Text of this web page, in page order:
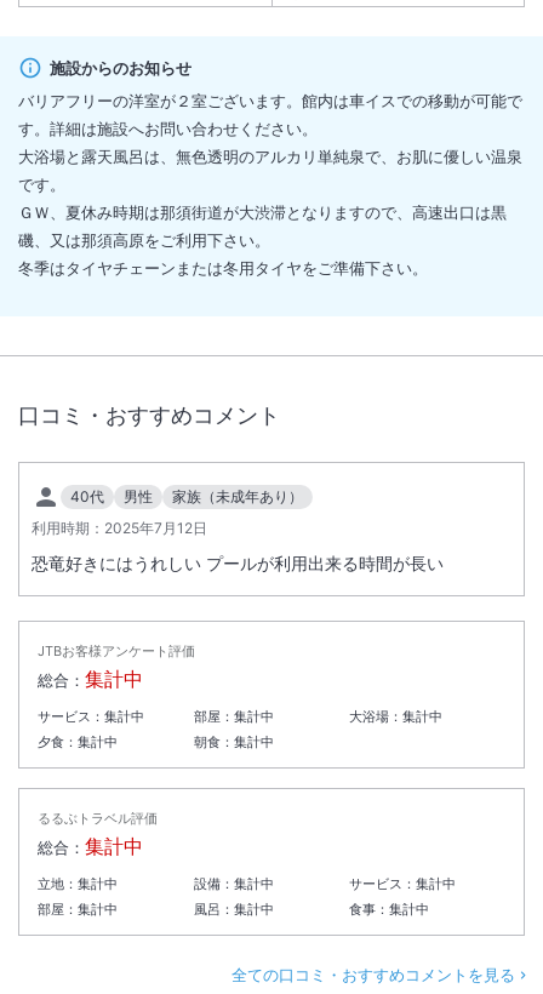
施設からのお知らせ
バリアフリーの洋室が２室ございます。館内は車イスでの移動が可能で
す。詳細は施設へお問い合わせください。
大浴場と露天風呂は、無色透明のアルカリ単純泉で、お肌に優しい温泉
です。
ＧＷ、夏休み時期は那須街道が大渋滞となりますので、高速出口は黒
磯、又は那須高原をご利用下さい。
冬季はタイヤチェーンまたは冬用タイヤをご準備下さい。
口コミ・おすすめコメント
40代 男性
家族（未成年あり）
利用時期： 2025年7月12日
恐竜好きにはうれしい プールが利用出来る時間が長い
JTBお客様アンケート評価
総合： 集計中
サービス： 集計中 部屋： 集計中 大浴場：集計中
夕食： 集計中 朝食： 集計中
るるぶトラベル評価
総合： 集計中
立地： 集計中 設備： 集計中 サービス：集計中
部屋： 集計中 風呂： 集計中 食事：集計中
全ての口コミ・おすすめコメントを見る